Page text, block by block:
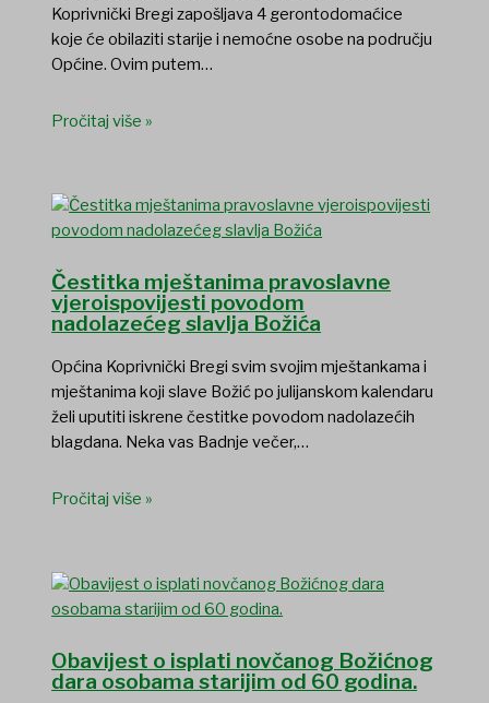
Koprivnički Bregi zapošljava 4 gerontodomaćice
koje će obilaziti starije i nemoćne osobe na području
Općine. Ovim putem…
Pročitaj više »
Čestitka mještanima pravoslavne
vjeroispovijesti povodom
nadolazećeg slavlja Božića
Općina Koprivnički Bregi svim svojim mještankama i
mještanima koji slave Božić po julijanskom kalendaru
želi uputiti iskrene čestitke povodom nadolazećih
blagdana. Neka vas Badnje večer,…
Pročitaj više »
Obavijest o isplati novčanog Božićnog
dara osobama starijim od 60 godina.